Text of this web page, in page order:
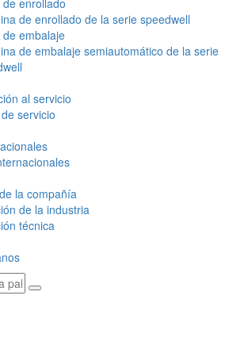
enrollado
de enrollado de la serie speedwell
de embalaje
de embalaje semiautomático de la serie
al servicio
servicio
la compañía
de la industria
técnica